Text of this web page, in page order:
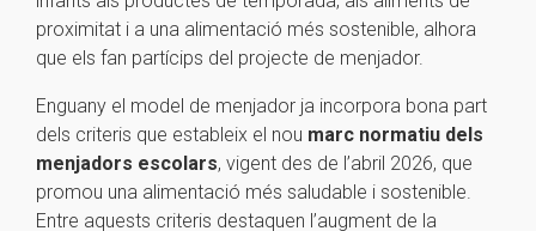
proximitat i a una alimentació més sostenible, alhora
que els fan partícips del projecte de menjador.
Enguany el model de menjador ja incorpora bona part
dels criteris que estableix el nou marc normatiu dels
menjadors escolars, vigent des de l’abril 2026, que
promou una alimentació més saludable i sostenible.
Entre aquests criteris destaquen l’augment de la